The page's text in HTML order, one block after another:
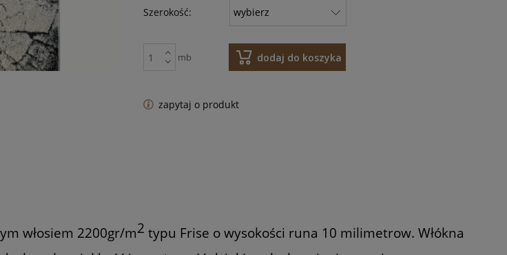
Szerokość:
mb dodaj do koszyka
zapytaj o produkt
włosiem 2200gr/m2 typu Frise o wysokości runa 10 milimetrow. Włókna